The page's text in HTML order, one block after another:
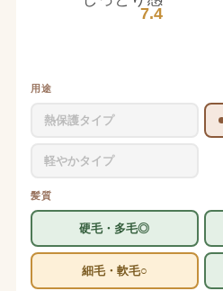
7.4
用途
熱保護タイプ
軽やかタイプ
髪質
硬毛・多毛◎
細毛・軟毛○